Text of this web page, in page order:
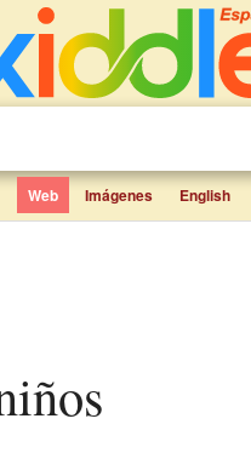
Web Imágenes English